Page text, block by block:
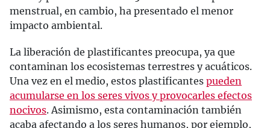
menstrual, en cambio, ha presentado el menor
impacto ambiental.
La liberación de plastificantes preocupa, ya que
contaminan los ecosistemas terrestres y acuáticos.
Una vez en el medio, estos plastificantes pueden
acumularse en los seres vivos y provocarles efectos
nocivos. Asimismo, esta contaminación también
acaba afectando a los seres humanos, por ejemplo,